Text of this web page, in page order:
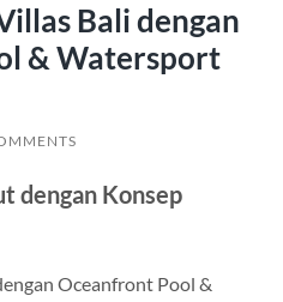
Bali dengan
& Watersport
dengan Konsep
Oceanfront Pool &